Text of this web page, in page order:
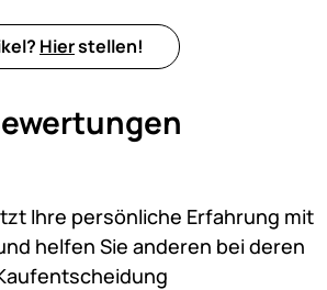
Hierstellen!
Ihre persönliche Erfahrung mit
helfen Sie anderen bei deren